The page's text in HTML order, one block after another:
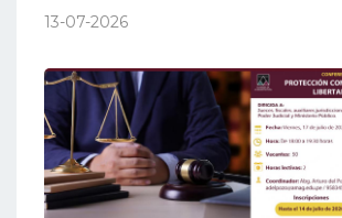
13-07-2026